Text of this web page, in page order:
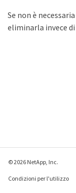
Se non è
eliminarla invece
© 2026 NetApp, Inc.
Condizioni per l'utilizzo